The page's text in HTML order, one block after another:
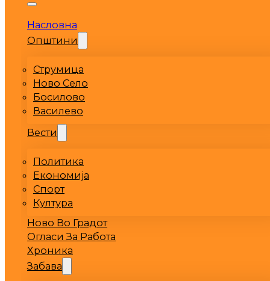
Насловна
Општини
Струмица
Ново Село
Босилово
Василево
Вести
Политика
Економија
Спорт
Култура
Ново Во Градот
Огласи За Работа
Хроника
Забава